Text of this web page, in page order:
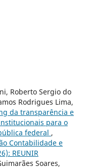
Roberto Sergio do
Rodrigues Lima,
da transparência e
para o
federal ,
Contabilidade e
REUNIR
Soares,